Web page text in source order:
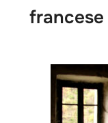
francese